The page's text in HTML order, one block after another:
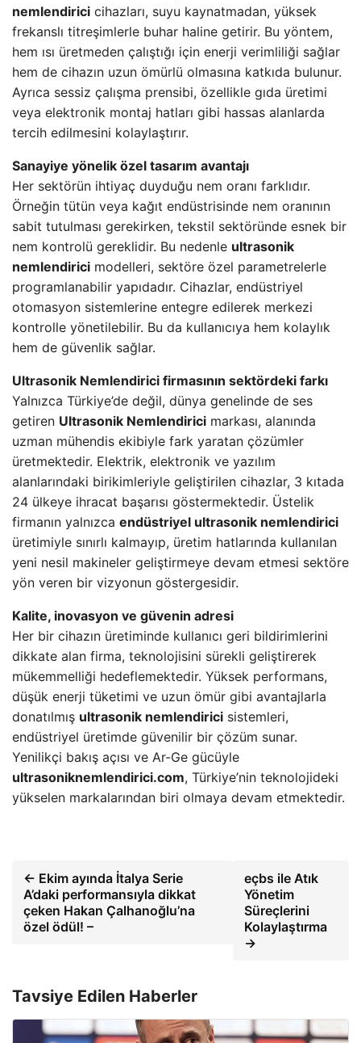
nemlendirici cihazları, suyu kaynatmadan, yüksek
frekanslı titreşimlerle buhar haline getirir. Bu yöntem,
hem ısı üretmeden çalıştığı için enerji verimliliği sağlar
hem de cihazın uzun ömürlü olmasına katkıda bulunur.
Ayrıca sessiz çalışma prensibi, özellikle gıda üretimi
veya elektronik montaj hatları gibi hassas alanlarda
tercih edilmesini kolaylaştırır.
Sanayiye yönelik özel tasarım avantajı
Her sektörün ihtiyaç duyduğu nem oranı farklıdır.
Örneğin tütün veya kağıt endüstrisinde nem oranının
sabit tutulması gerekirken, tekstil sektöründe esnek bir
nem kontrolü gereklidir. Bu nedenle ultrasonik
nemlendirici modelleri, sektöre özel parametrelerle
programlanabilir yapıdadır. Cihazlar, endüstriyel
otomasyon sistemlerine entegre edilerek merkezi
kontrolle yönetilebilir. Bu da kullanıcıya hem kolaylık
hem de güvenlik sağlar.
Ultrasonik Nemlendirici firmasının sektördeki farkı
Yalnızca Türkiye’de değil, dünya genelinde de ses
getiren Ultrasonik Nemlendirici markası, alanında
uzman mühendis ekibiyle fark yaratan çözümler
üretmektedir. Elektrik, elektronik ve yazılım
alanlarındaki birikimleriyle geliştirilen cihazlar, 3 kıtada
24 ülkeye ihracat başarısı göstermektedir. Üstelik
firmanın yalnızca endüstriyel ultrasonik nemlendirici
üretimiyle sınırlı kalmayıp, üretim hatlarında kullanılan
yeni nesil makineler geliştirmeye devam etmesi sektöre
yön veren bir vizyonun göstergesidir.
Kalite, inovasyon ve güvenin adresi
Her bir cihazın üretiminde kullanıcı geri bildirimlerini
dikkate alan firma, teknolojisini sürekli geliştirerek
mükemmelliği hedeflemektedir. Yüksek performans,
düşük enerji tüketimi ve uzun ömür gibi avantajlarla
donatılmış ultrasonik nemlendirici sistemleri,
endüstriyel üretimde güvenilir bir çözüm sunar.
Yenilikçi bakış açısı ve Ar-Ge gücüyle
ultrasoniknemlendirici.com, Türkiye’nin teknolojideki
yükselen markalarından biri olmaya devam etmektedir.
← Ekim ayında İtalya Serie
A’daki performansıyla dikkat
çeken Hakan Çalhanoğlu’na
özel ödül! –
eçbs ile Atık
Yönetim
Süreçlerini
Kolaylaştırma
→
Tavsiye Edilen Haberler